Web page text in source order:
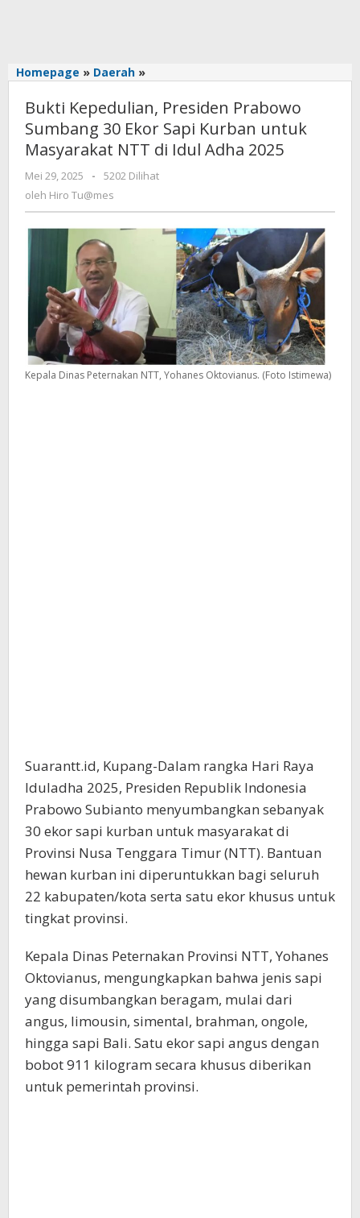
Homepage » Daerah »Bukti
Presiden
Prabowo
Sumbang
30
Ekor
untuk
Masyarakat
Adha
2025
Bukti Kepedulian, Presiden Prabowo
Sumbang 30 Ekor Sapi Kurban untuk
Masyarakat NTT di Idul Adha 2025
Mei 29, 2025
oleh
Hiro
-
5202 Dilihat
oleh Hiro Tu@mes
Kepala Dinas Peternakan NTT, Yohanes Oktovianus. (Foto Istimewa)
Suarantt.id, Kupang-Dalam rangka Hari Raya
Iduladha 2025, Presiden Republik Indonesia
Prabowo Subianto menyumbangkan sebanyak
30 ekor sapi kurban untuk masyarakat di
Provinsi Nusa Tenggara Timur (NTT). Bantuan
hewan kurban ini diperuntukkan bagi seluruh
22 kabupaten/kota serta satu ekor khusus untuk
tingkat provinsi.
Kepala Dinas Peternakan Provinsi NTT, Yohanes
Oktovianus, mengungkapkan bahwa jenis sapi
yang disumbangkan beragam, mulai dari
angus, limousin, simental, brahman, ongole,
hingga sapi Bali. Satu ekor sapi angus dengan
bobot 911 kilogram secara khusus diberikan
untuk pemerintah provinsi.